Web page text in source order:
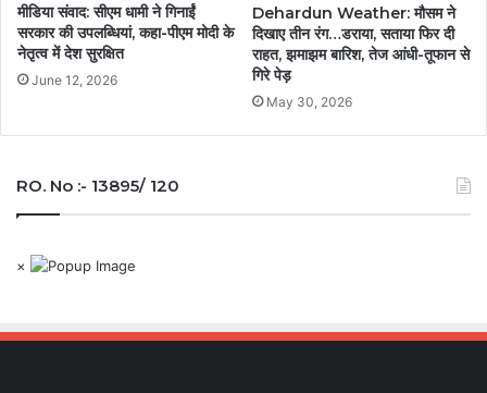
मीडिया संवाद: सीएम धामी ने गिनाईं
सरकार की उपलब्धियां, कहा-पीएम मोदी के
नेतृत्व में देश सुरक्षित
June 12, 2026
Dehardun Weather: मौसम ने
दिखाए तीन रंग…डराया, सताया फिर दी
राहत, झमाझम बारिश, तेज आंधी-तूफान से
गिरे पेड़
May 30, 2026
RO. No :- 13895/ 120
×